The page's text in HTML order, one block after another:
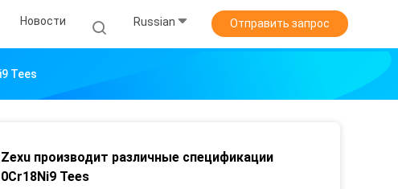
Новости Russian Отправить запрос
Tees
Zexu производит различные спецификации
0Cr18Ni9 Tees